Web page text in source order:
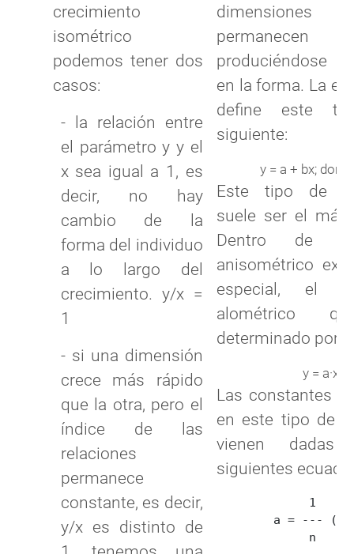
crecimiento
isométrico
podemos tener dos
casos:
- la relación entre
el parámetro y y el
x sea igual a 1, es
decir, no hay
cambio de la
forma del individuo
a lo largo del
crecimiento. y/x =
1
- si una dimensión
crece más rápido
que la otra, pero el
índice de las
relaciones
permanece
constante, es decir,
y/x es distinto de
permanecen
produciéndose
en la forma. La
define este
siguiente:
y = a + bx;
Este tipo de
suele ser el más
Dentro de
anisométrico
especial, el
alométrico
determinado por
y = a·x
Las constantes
en este tipo de
vienen
siguientes
             1
a = ---
             n